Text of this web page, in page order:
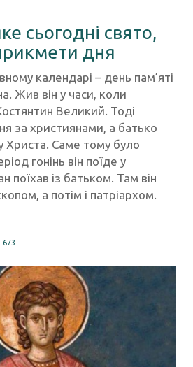
сьогодні свято,
дня
календарі – день пам’яті
Жив він у часи, коли
Великий. Тоді
за християнами, а батько
Христа. Саме тому було
гонінь він поїде у
поїхав із батьком. Там він
а потім і патріархом.
673